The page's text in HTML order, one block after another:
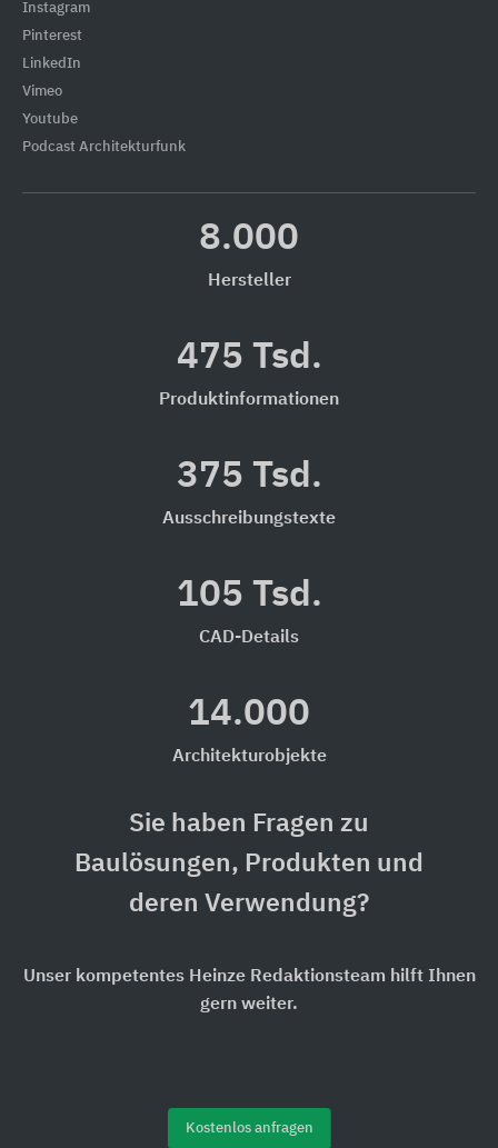
Instagram
Pinterest
LinkedIn
Vimeo
Youtube
Podcast Architekturfunk
8.000
Hersteller
475 Tsd.
Produktinformationen
375 Tsd.
Ausschreibungstexte
105 Tsd.
CAD-Details
14.000
Architekturobjekte
Sie haben Fragen zu
Baulösungen, Produkten und
deren Verwendung?
Unser kompetentes Heinze Redaktionsteam hilft Ihnen
gern weiter.
Kostenlos anfragen